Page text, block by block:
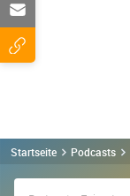
Startseite Podcasts